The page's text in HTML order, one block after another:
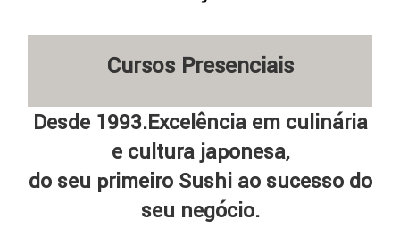
Cursos Presenciais
Desde 1993.Excelência em culinária
e cultura japonesa,
do seu primeiro Sushi ao sucesso do
seu negócio.